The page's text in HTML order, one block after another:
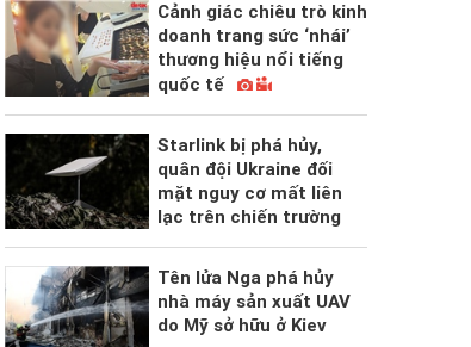
Cảnh giác chiêu trò kinh
doanh trang sức ‘nhái’
thương hiệu nổi tiếng
quốc tế
Starlink bị phá hủy,
quân đội Ukraine đối
mặt nguy cơ mất liên
lạc trên chiến trường
Tên lửa Nga phá hủy
nhà máy sản xuất UAV
do Mỹ sở hữu ở Kiev